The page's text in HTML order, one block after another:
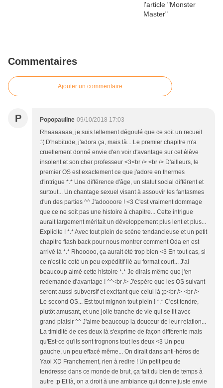
Commentaires
Ajouter un commentaire
P Popopauline 09/10/2018 17:03
Rhaaaaaaa, je suis tellement dégouté que ce soit un recueil
:'( D'habitude, j'adora ça, mais là... Le premier chapitre m'a
cruellement donné envie d'en voir d'avantage sur cet élève
insolent et son cher professeur <3<br /> <br /> D'ailleurs, le
premier OS est exactement ce que j'adore en thermes
d'intrigue *.* Une différence d'âge, un statut social différent et
surtout... Un chantage sexuel visant à assouvir les fantasmes
d'un des parties ^^ J'adoooore ! <3 C'est vraiment dommage
que ce ne soit pas une histoire à chapitre... Cette intrigue
aurait largement méritait un développement plus lent et plus...
Explicite ! *.* Avec tout plein de scène tendancieuse et un petit
chapitre flash back pour nous montrer comment Oda en est
arrivé là *.* Rhooooo, ça aurait été trop bien <3 En tout cas, si
ce n'est le coté un peu expéditif lié au format court... J'ai
beaucoup aimé cette histoire *.* Je dirais même que j'en
redemande d'avantage ! ^^<br /> J'espère que les OS suivant
seront aussi subversif et excitant que celui là ;p<br /> <br />
Le second OS... Est tout mignon tout plein ! *.* C'est tendre,
plutôt amusant, et une jolie tranche de vie qui se lit avec
grand plaisir ^^ J'aime beaucoup la douceur de leur relation...
La timidité de ces deux là s'exprime de façon différente mais
qu'Est-ce qu'ils sont trognons tout les deux <3 Un peu
gauche, un peu effacé même... On dirait dans anti-héros de
Yaoi XD Franchement, rien à redire ! Un petit peu de
tendresse dans ce monde de brut, ça fait du bien de temps à
autre ;p Et là, on a droit à une ambiance qui donne juste envie